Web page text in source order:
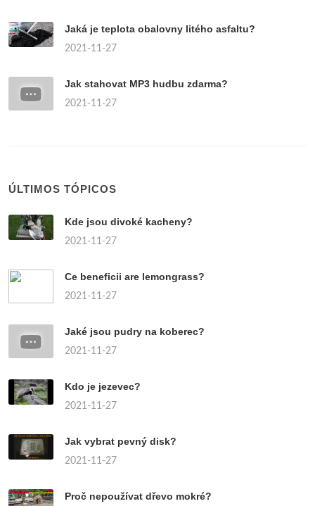
Jaká je teplota obalovny litého asfaltu?
2021-11-27
Jak stahovat MP3 hudbu zdarma?
2021-11-27
ÚLTIMOS TÓPICOS
Kde jsou divoké kacheny?
2021-11-27
Ce beneficii are lemongrass?
2021-11-27
Jaké jsou pudry na koberec?
2021-11-27
Kdo je jezevec?
2021-11-27
Jak vybrat pevný disk?
2021-11-27
Proč nepoužívat dřevo mokré?